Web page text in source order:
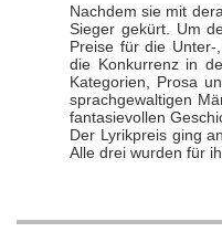
Nachdem sie mit
Sieger gekürt. Um
Preise für die
die Konkurrenz in
Kategorien, Prosa
sprachgewaltigen
fantasievollen
Der Lyrikpreis ging
Alle drei wurden für